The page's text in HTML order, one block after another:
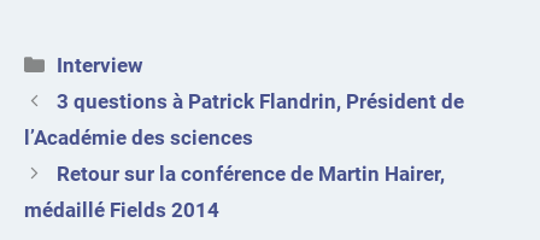
Catégories
Interview
3 questions à Patrick Flandrin, Président de
l’Académie des sciences
Retour sur la conférence de Martin Hairer,
médaillé Fields 2014